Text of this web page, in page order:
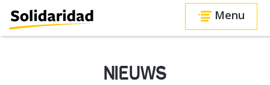
Menu
NIEUWS